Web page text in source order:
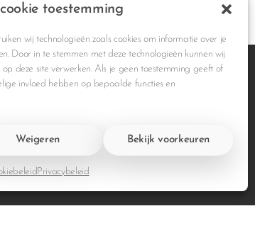
toestemming
wij technologieën zoals cookies om informatie over je
Door in te stemmen met deze technologieën kunnen wij
deze site verwerken. Als je geen toestemming geeft of
invloed hebben op bepaalde functies en
Weigeren Bekijk voorkeuren
Privacybeleid